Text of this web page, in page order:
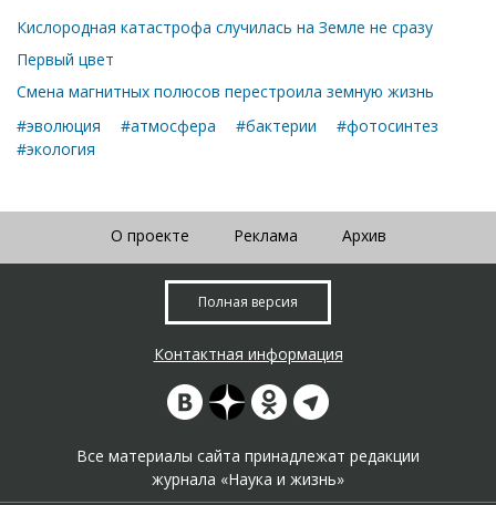
Кислородная катастрофа случилась на Земле не сразу
Первый цвет
Смена магнитных полюсов перестроила земную жизнь
#эволюция
#атмосфера #бактерии
#фотосинтез
#экология
О проекте Реклама Архив
Полная версия
Контактная информация
Все материалы сайта принадлежат редакции
журнала «Наука и жизнь»